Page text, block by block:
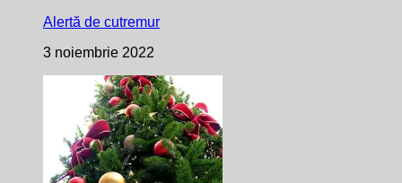
Alertă de cutremur
3 noiembrie 2022